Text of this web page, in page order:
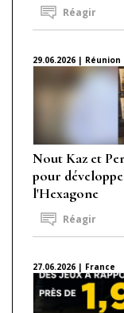
Réagir
29.06.2026 | Réunion
Nout Kaz et
pour
l'Hexagone
Réagir
27.06.2026 | France